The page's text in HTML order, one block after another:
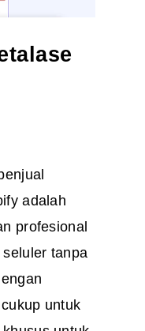
adalah
profesional
tanpa
untuk